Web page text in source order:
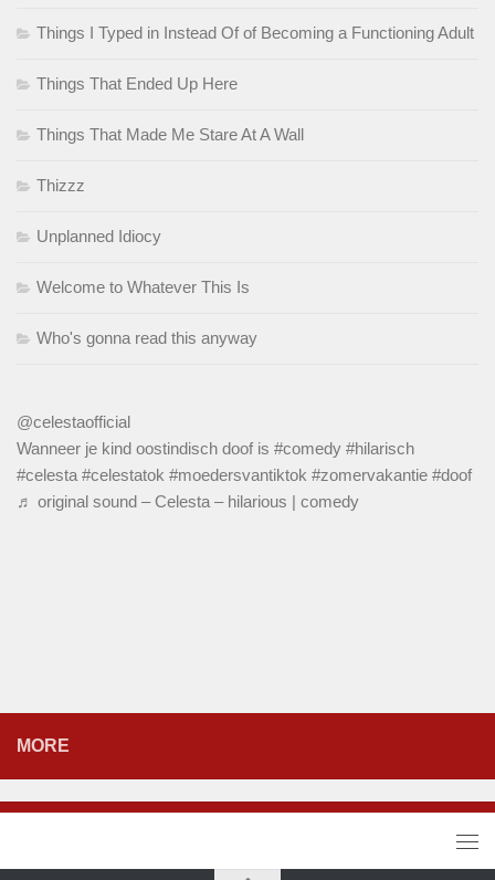
Things I Typed in Instead Of of Becoming a Functioning Adult
Things That Ended Up Here
Things That Made Me Stare At A Wall
Thizzz
Unplanned Idiocy
Welcome to Whatever This Is
Who's gonna read this anyway
@celestaofficial
Wanneer je kind oostindisch doof is #comedy #hilarisch
#celesta #celestatok #moedersvantiktok #zomervakantie #doof
♬ original sound – Celesta – hilarious | comedy
MORE